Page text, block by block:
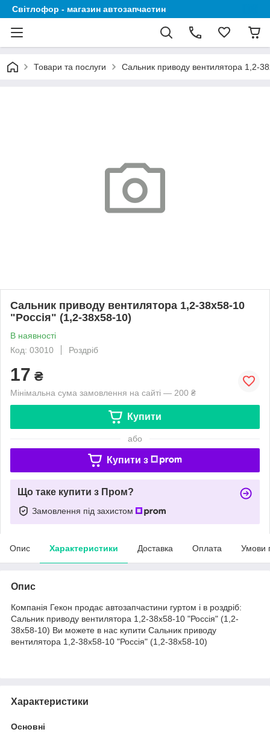
Світлофор - магазин автозапчастин
Товари та послуги Сальник приводу вентилятора 1,2-
Сальник приводу вентилятора 1,2-38x58-10
"Россія" (1,2-38x58-10)
В наявності
Код: 03010
Роздріб
17 ₴
Мінімальна сума замовлення на сайті — 200 ₴
Купити
або
Купити з
Що таке купити з Пром?
Замовлення під захистом
Опис Характеристики Доставка Оплата Умови
Опис
Компанія Гекон продає автозапчастини гуртом і в роздріб:
Сальник приводу вентилятора 1,2-38x58-10 "Россія" (1,2-
38x58-10) Ви можете в нас купити Сальник приводу
вентилятора 1,2-38x58-10 "Россія" (1,2-38x58-10)
Характеристики
Основні